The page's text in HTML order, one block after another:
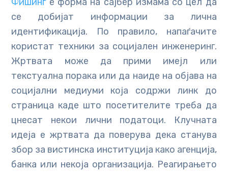
се добијат информации за лична
идентификација. По правило, напаѓачите
користат техники за социјален инженеринг.
Жртвата може да прими имејл или
текстуална порака или да наиде на објава на
социјални медиуми која содржи линк до
страница каде што посетителите треба да
цнесат некои лични податоци. Клучната
идеја е жртвата да поверува дека станува
збор за вистинска институција како агенција,
банка или некоја организација. Реагирањето